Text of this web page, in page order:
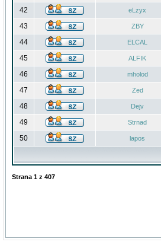
42 eLzyx
43 ZBY
44 ELCAL
45 ALFIK
46 mholod
47 Zed
48 Dejv
49 Strnad
50 lapos
Strana 1 z 407